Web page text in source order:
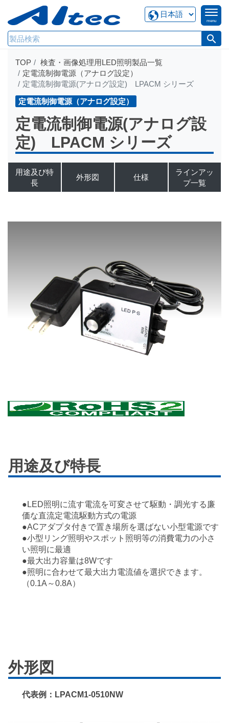
menu
search
TOP
検査・画像処理用LED照明製品一覧
定電流制御電源（アナログ設定）
定電流制御電源(アナログ設定) LPACM シリーズ
定電流制御電源（アナログ設定）
定電流制御電源(アナログ設
定) LPACM シリーズ
用途及び特
長
外形図 仕様
ラインアッ
プ一覧
用途及び特長
●LED照明に流す電流を可変させて駆動・調光する廉
価な直流定電流駆動方式の電源
●ACアダプタ付きで置き場所を選ばない小型電源です
●小型リング照明やスポット照明等の消費電力の小さ
い照明に最適
●最大出力容量は8Wです
●照明に合わせて最大出力電流値を選択できます。
（0.1A～0.8A）
外形図
代表例：LPACM1-0510NW